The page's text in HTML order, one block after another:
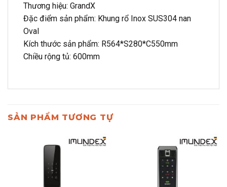
Thương hiệu: GrandX
Đặc điểm sản phẩm: Khung rổ Inox SUS304 nan
Oval
Kích thước sản phẩm: R564*S280*C550mm
Chiều rộng tủ: 600mm
SẢN PHẨM TƯƠNG TỰ